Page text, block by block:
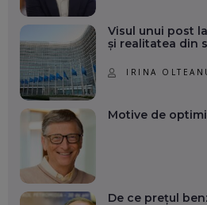
Visul unui post
și realitatea din
IRINA
Motive de
De ce prețul